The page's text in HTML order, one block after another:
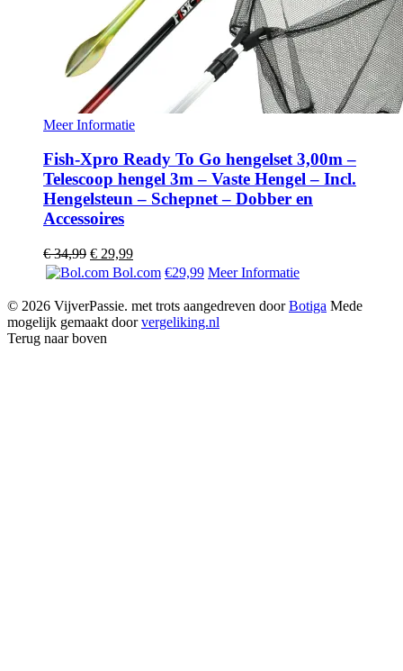
Meer Informatie
Fish-Xpro Ready To Go hengelset 3,00m –
Telescoop hengel 3m – Vaste Hengel – Incl.
Hengelsteun – Schepnet – Dobber en
Accessoires
€34,99 Oorspronkelijke
prijs
€ 34,99.
€ 29,99Huidige
prijs
€ 29,99.
Bol.com €29,99 Meer Informatie
© 2026 VijverPassie. met trots aangedreven doorBotiga Mede
mogelijk gemaakt doorvergeliking.nl
Terug naar boven